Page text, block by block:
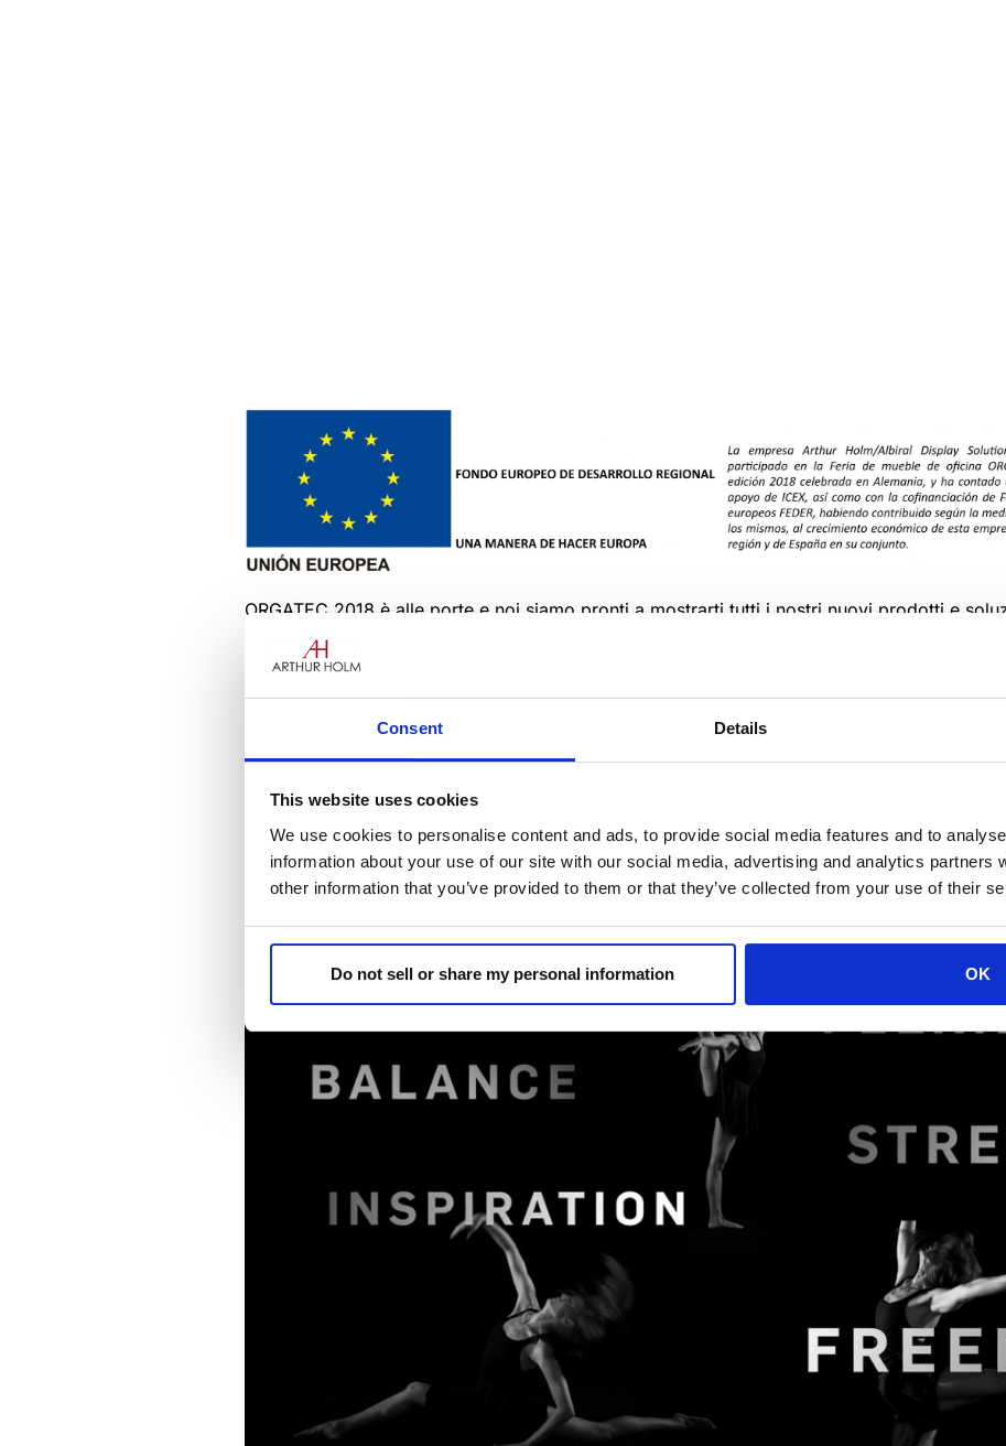
Consent Details
This website uses cookies
We use cookies to personalise content and ads, to provide social media features and to
information about your use of our site with our social media, advertising and analytics partners
other information that you’ve provided to them or that they’ve collected from your use of their
Do not sell or share my personal information OK
ORGATEC 2018 è alle porte e noi siamo pronti a mostrarti tutti i nostri nuovi prodotti e
sala riunioni del futuro!
Questa mostra si basa sul modo in cui libertà e struttura possono essere fuse insieme e noi
presenteremo il nostro concetto di creare gli spazi più flessibili ed efficienti, valorizzando
personalizzate e stimolanti!
Vieni a trovarci e scopri l’anima di Arthur Holm a Orgatec 2018!
Guarda il nostro nuovo video qui!